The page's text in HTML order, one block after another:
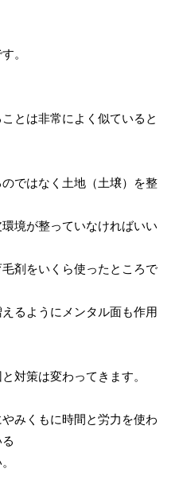
。
とは非常によく似ていると
ではなく土地（土壌）を整
境が整っていなければいい
剤をいくら使ったところで
るようにメンタル面も作用
対策は変わってきます。
みくもに時間と労力を使わ